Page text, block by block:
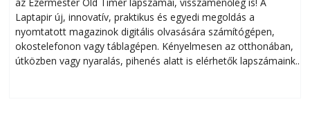
Laptapir új, innovatív, praktikus és egyedi megoldás a
nyomtatott magazinok digitális olvasására számítógépen,
okostelefonon vagy táblagépen. Kényelmesen az otthonában,
útközben vagy nyaralás, pihenés alatt is elérhetők lapszámaink.